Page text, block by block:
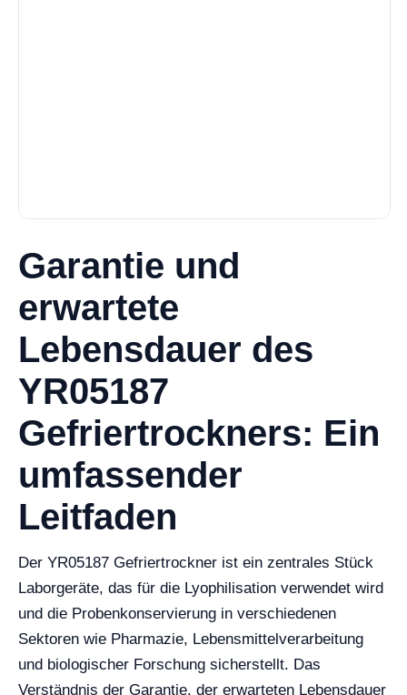
Garantie und
erwartete
Lebensdauer des
YR05187
Gefriertrockners: Ein
umfassender
Leitfaden
Der YR05187 Gefriertrockner ist ein zentrales Stück
Laborgeräte, das für die Lyophilisation verwendet wird
und die Probenkonservierung in verschiedenen
Sektoren wie Pharmazie, Lebensmittelverarbeitung
und biologischer Forschung sicherstellt. Das
Verständnis der Garantie, der erwarteten Lebensdauer